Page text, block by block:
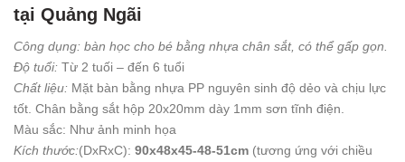
tại Quảng Ngãi
Công dụng: bàn học cho bé bằng nhựa chân sắt, có thể gấp gọn.
Độ tuổi: Từ 2 tuối – đến 6 tuổi
Chất liệu: Mặt bàn bằng nhựa PP nguyên sinh độ dẻo và chịu lực
tốt. Chân bằng sắt hộp 20x20mm dày 1mm sơn tĩnh điện.
Màu sắc: Như ảnh minh họa
Kích thước:(DxRxC): 90x48x45-48-51cm (tương ứng với chiều